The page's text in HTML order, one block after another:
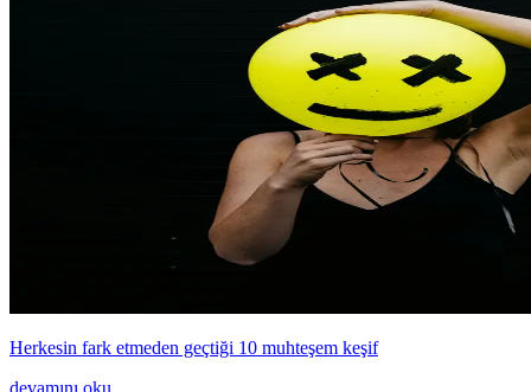
Herkesin fark etmeden geçtiği 10 muhteşem keşif